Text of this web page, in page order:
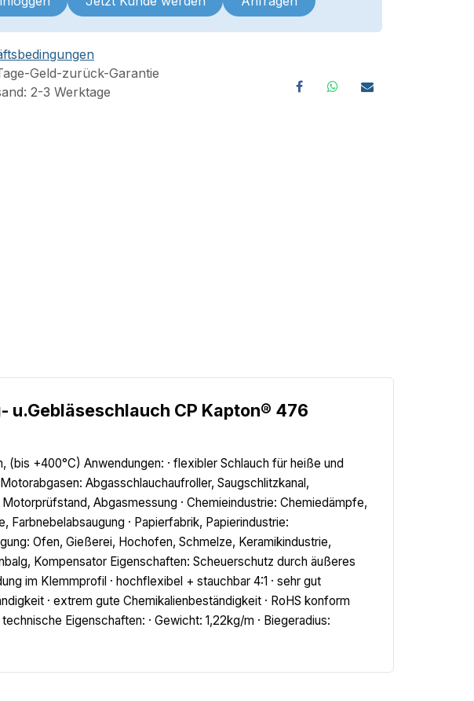
Geld-zurück-Garantie
2-3 Werktage
CP Kapton® 476
+400°C) Anwendungen: · flexibler Schlauch für heiße und
Abgasschlauchaufroller, Saugschlitzkanal,
Abgasmessung · Chemieindustrie: Chemiedämpfe,
Farbnebelabsaugung · Papierfabrik, Papierindustrie:
Ofen, Gießerei, Hochofen, Schmelze, Keramikindustrie,
Kompensator Eigenschaften: Scheuerschutz durch äußeres
im Klemmprofil · hochflexibel + stauchbar 4:1 · sehr gut
· extrem gute Chemikalienbeständigkeit · RoHS konform
Eigenschaften: · Gewicht: 1,22kg/m · Biegeradius: